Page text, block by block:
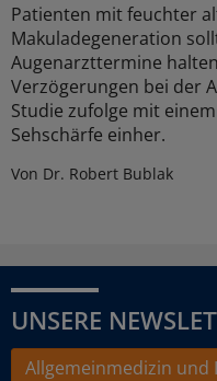
Patienten mit feuchter
Makuladegeneration
Augenarzttermine
Verzögerungen bei der
Studie zufolge mit
Sehschärfe einher.
Von Dr. Robert Bublak
UNSERE
Allgemeinmedizin und